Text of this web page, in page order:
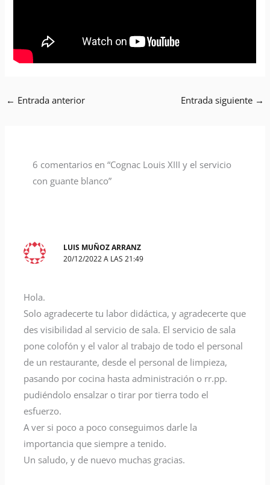
← Entrada anterior Entrada siguiente →
6 comentarios en “Cognac Louis XIII y el servicio
con guante blanco”
LUIS MUÑOZ ARRANZ
20/12/2022 A LAS 21:49
Hola.
Solo agradecerte tu labor didáctica, y agradecerte que
des visibilidad al servicio de sala. El servicio de sala
pone colofón y el valor al trabajo de todo el personal
de un restaurante, desde el personal de limpieza,
pasando por cocina hasta administración o rr.pp.
pudiéndolo ensalzar o tirar por tierra todo el
esfuerzo.
A ver si poco a poco conseguimos darle la
importancia que siempre a tenido.
Un saludo, y de nuevo muchas gracias.